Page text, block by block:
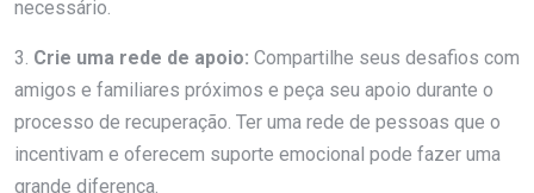
necessário.
3. Crie uma rede de apoio: Compartilhe seus desafios com
amigos e familiares próximos e peça seu apoio durante o
processo de recuperação. Ter uma rede de pessoas que o
incentivam e oferecem suporte emocional pode fazer uma
grande diferença.